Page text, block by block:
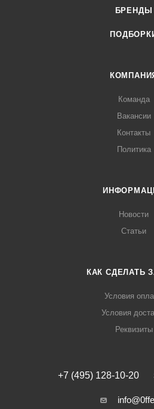
БРЕНДЫ
Команда
Вакансии
Контакты
Политика
Новости
Статьи
КАК СДЕЛАТЬ
Условия
Условия
Реквизиты
+7 (495) 128-10-20